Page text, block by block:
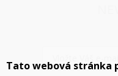
Tato webová stránka